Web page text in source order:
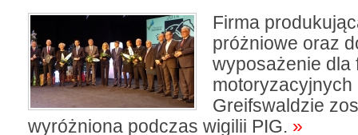
Firma
próżniowe oraz
wyposażenie dla
motoryzacyjnych
Greifswaldzie
wyróżniona podczas wigilii PIG. »